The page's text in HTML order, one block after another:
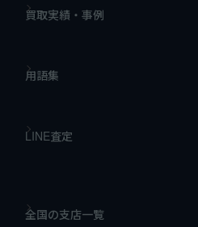
買取実績・事例
用語集
LINE査定
全国の支店一覧